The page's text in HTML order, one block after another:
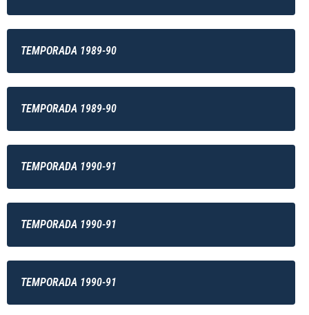
TEMPORADA 1989-90
TEMPORADA 1989-90
TEMPORADA 1990-91
TEMPORADA 1990-91
TEMPORADA 1990-91